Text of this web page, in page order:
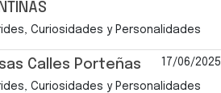
Curiosidades y Personalidades
Calles Porteñas 17/06/2025
Curiosidades y Personalidades